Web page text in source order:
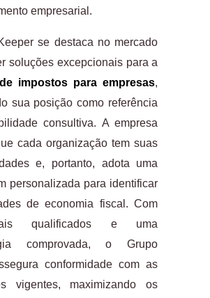
empresarial.
se destaca no mercado
soluções excepcionais para a
impostos para empresas,
sua posição como referência
consultiva. A empresa
cada organização tem suas
e, portanto, adota uma
personalizada para identificar
de economia fiscal. Com
qualificados e uma
comprovada, o Grupo
conformidade com as
vigentes, maximizando os